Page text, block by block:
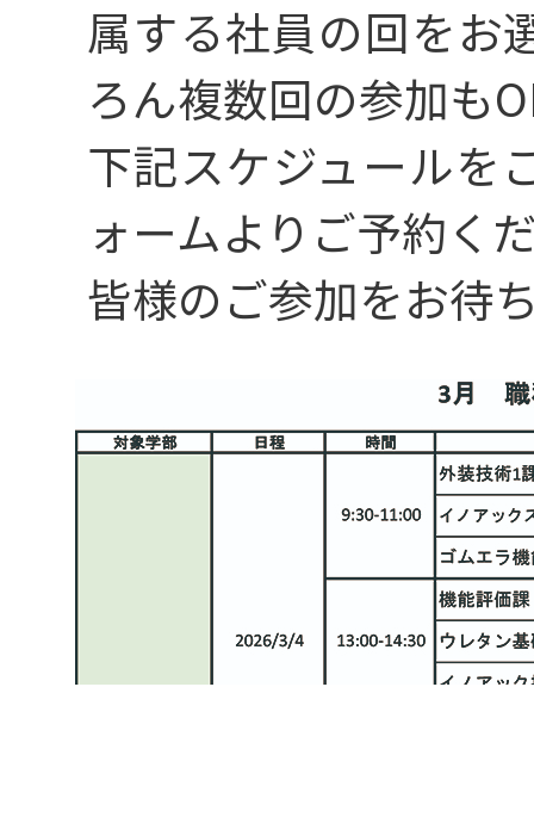
仕事を知る
04
専攻・やりたい
_基礎研究
属する社員の回をお
ろん複数回の参加も
下記スケジュールを
ォームよりご予約く
皆様のご参加をお待